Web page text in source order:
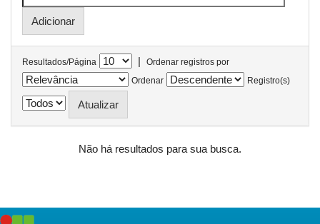
Resultados/Página |
Ordenar registros por
Ordenar
Registro(s)
Não há resultados para sua busca.